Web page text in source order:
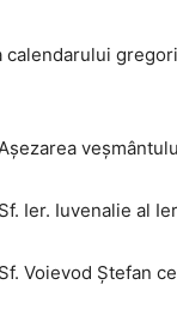
calendarului
Ier. Iuvenalie al
Voievod Ștefan